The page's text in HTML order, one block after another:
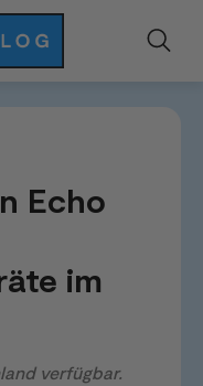
Echo
im
verfügbar.